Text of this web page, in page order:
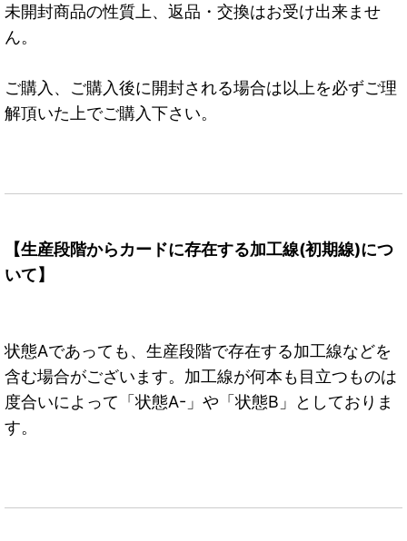
未開封商品の性質上、返品・交換はお受け出来ませ
ん。
ご購入、ご購入後に開封される場合は以上を必ずご理
解頂いた上でご購入下さい。
【生産段階からカードに存在する加工線(初期線)につ
いて】
状態Aであっても、生産段階で存在する加工線などを
含む場合がございます。加工線が何本も目立つものは
度合いによって「状態A-」や「状態B」としておりま
す。